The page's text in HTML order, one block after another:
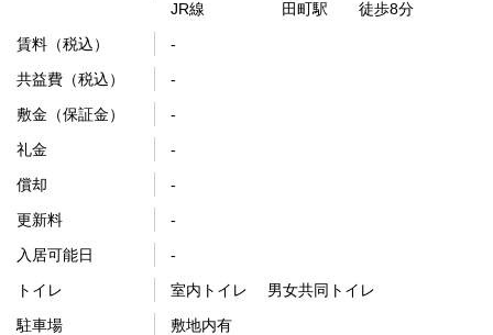
JR線 田町駅 徒歩8分
賃料（税込）
-
共益費（税込）
-
敷金（保証金）
-
礼金
-
償却
-
更新料
-
入居可能日
-
トイレ
室内トイレ 男女共同トイレ
駐車場
敷地内有